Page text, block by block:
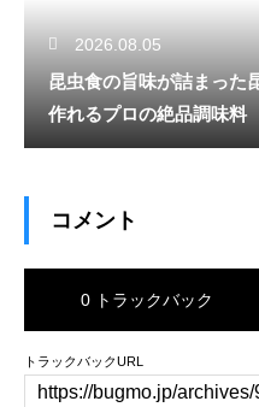
2026.08.05
昆虫食の旨味が詰まった
作れるプロの絶品調味料
コメント
0 トラックバック
トラックバックURL